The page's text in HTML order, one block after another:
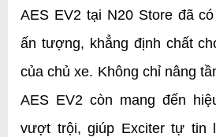
AES EV2 tại N20 Store đã có
ấn tượng, khẳng định chất
của chủ xe. Không chỉ nâng
AES EV2 còn mang đến
vượt trội, giúp Exciter tự tin